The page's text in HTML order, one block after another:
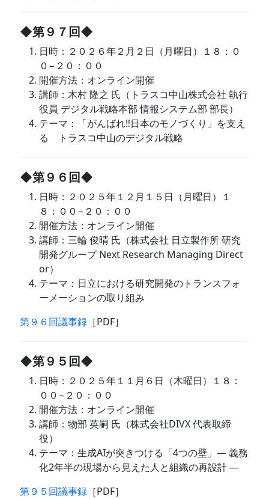
◆第９７回◆
日時：２０２６年２月２日（月曜日）１８：０
０−２０：００
開催方法：オンライン開催
講師：木村 隆之 氏（トラスコ中山株式会社 執行
役員 デジタル戦略本部 情報システム部 部長）
テーマ：「がんばれ‼日本のモノづくり」を支え
る トラスコ中山のデジタル戦略
◆第９６回◆
日時：２０２５年１２月１５日（月曜日）１
８：００−２０：００
開催方法：オンライン開催
講師：三輪 俊晴 氏（株式会社 日立製作所 研究
開発グループ Next Research Managing Direct
or）
テーマ：日立における研究開発のトランスフォ
ーメーションの取り組み
第９６回議事録 ［PDF］
◆第９５回◆
日時：２０２５年１１月６日（木曜日）１８：
００−２０：００
開催方法：オンライン開催
講師：物部 英嗣 氏（株式会社DIVX 代表取締
役）
テーマ：生成AIが突きつける「4つの壁」― 義務
化2年半の現場から見えた人と組織の再設計 ―
第９５回議事録 ［PDF］